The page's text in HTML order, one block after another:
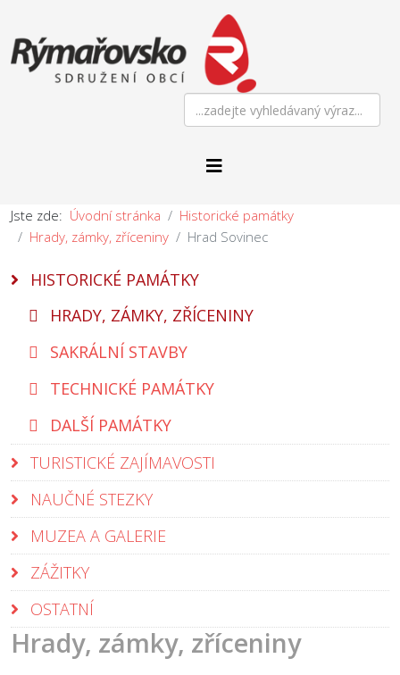
Jste zde: Úvodní stránka
Historické památky
Hrady, zámky, zříceniny
Hrad Sovinec
HISTORICKÉ PAMÁTKY
HRADY, ZÁMKY, ZŘÍCENINY
SAKRÁLNÍ STAVBY
TECHNICKÉ PAMÁTKY
DALŠÍ PAMÁTKY
TURISTICKÉ ZAJÍMAVOSTI
NAUČNÉ STEZKY
MUZEA A GALERIE
ZÁŽITKY
OSTATNÍ
Hrady, zámky, zříceniny